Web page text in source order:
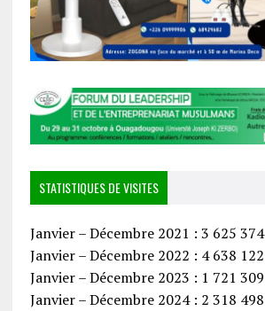
STATISTIQUES DE VISITES
Janvier – Décembre 2021 : 3 625 374
Janvier – Décembre 2022 : 4 638 122
Janvier – Décembre 2023 : 1 721 309
Janvier – Décembre 2024 : 2 318 498